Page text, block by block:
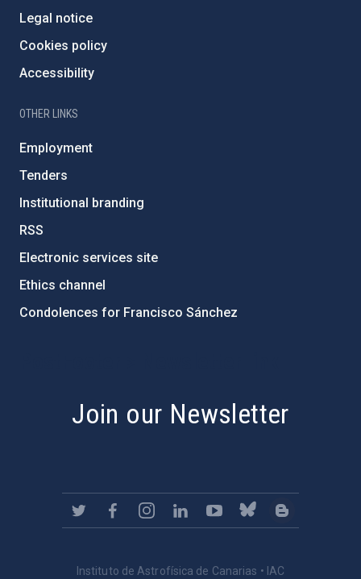
Legal notice
Cookies policy
Accessibility
OTHER LINKS
Employment
Tenders
Institutional branding
RSS
Electronic services site
Ethics channel
Condolences for Francisco Sánchez
Join our Newsletter
Instituto de Astrofísica de Canarias • IAC